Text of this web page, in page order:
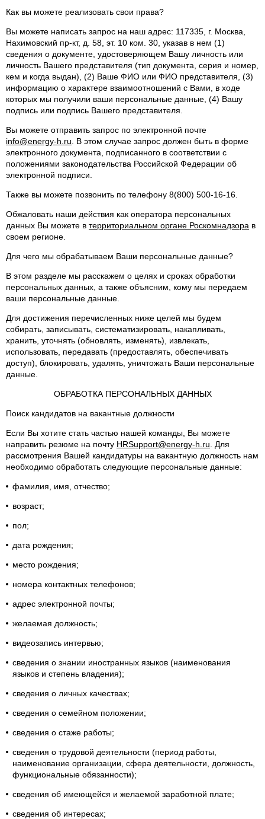
Как вы можете реализовать свои права?
Вы можете написать запрос на наш адрес: 117335, г. Москва,
Нахимовский пр-кт, д. 58, эт. 10 ком. 30, указав в нем (1)
сведения о документе, удостоверяющем Вашу личность или
личность Вашего представителя (тип документа, серия и номер,
кем и когда выдан), (2) Ваше ФИО или ФИО представителя, (3)
информацию о характере взаимоотношений с Вами, в ходе
которых мы получили ваши персональные данные, (4) Вашу
подпись или подпись Вашего представителя.
Вы можете отправить запрос по электронной почте
info@energy-h.ru . В этом случае запрос должен быть в форме
электронного документа, подписанного в соответствии с
положениями законодательства Российской Федерации об
электронной подписи.
Также вы можете позвонить по телефону 8(800) 500-16-16.
Обжаловать наши действия как оператора персональных
данных Вы можете в территориальном органе Роскомнадзора в
своем регионе.
Для чего мы обрабатываем Ваши персональные данные?
В этом разделе мы расскажем о целях и сроках обработки
персональных данных, а также объясним, кому мы передаем
ваши персональные данные.
Для достижения перечисленных ниже целей мы будем
собирать, записывать, систематизировать, накапливать,
хранить, уточнять (обновлять, изменять), извлекать,
использовать, передавать (предоставлять, обеспечивать
доступ), блокировать, удалять, уничтожать Ваши персональные
данные.
ОБРАБОТКА ПЕРСОНАЛЬНЫХ ДАННЫХ
Поиск кандидатов на вакантные должности
Если Вы хотите стать частью нашей команды, Вы можете
направить резюме на почту HRSupport@energy-h.ru . Для
рассмотрения Вашей кандидатуры на вакантную должность нам
необходимо обработать следующие персональные данные:
фамилия, имя, отчество;
возраст;
пол;
дата рождения;
место рождения;
номера контактных телефонов;
адрес электронной почты;
желаемая должность;
видеозапись интервью;
сведения о знании иностранных языков (наименования
языков и степень владения);
сведения о личных качествах;
сведения о семейном положении;
сведения о стаже работы;
сведения о трудовой деятельности (период работы,
наименование организации, сфера деятельности, должность,
функциональные обязанности);
сведения об имеющейся и желаемой заработной плате;
сведения об интересах;